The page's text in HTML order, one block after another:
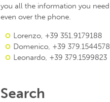
you all the information you need
even over the phone.
Lorenzo, +39 351.9179188
Domenico, +39 379.1544578
Leonardo, +39 379.1599823
Search